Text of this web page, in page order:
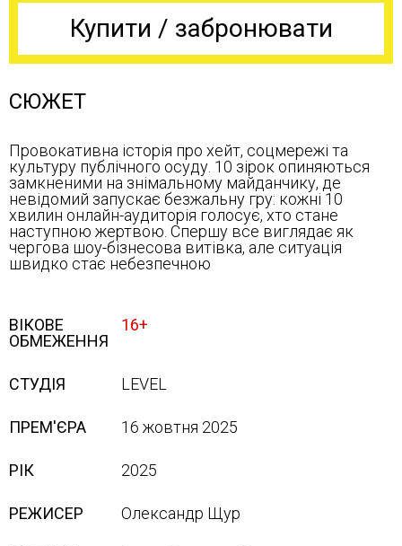
Купити / забронювати
СЮЖЕТ
Провокативна історія про хейт, соцмережі та
культуру публічного осуду. 10 зірок опиняються
замкненими на знімальному майданчику, де
невідомий запускає безжальну гру: кожні 10
хвилин онлайн-аудиторія голосує, хто стане
наступною жертвою. Спершу все виглядає як
чергова шоу-бізнесова витівка, але ситуація
швидко стає небезпечною
ВІКОВЕ
ОБМЕЖЕННЯ
16+
СТУДІЯ LEVEL
ПРЕМ'ЄРА 16 жовтня 2025
РІК 2025
РЕЖИСЕР Олександр Щур